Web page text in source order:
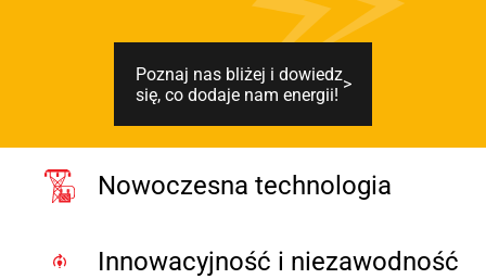
Poznaj nas bliżej i dowiedz
się, co dodaje nam energii!
Nowoczesna technologia
Innowacyjność i niezawodność